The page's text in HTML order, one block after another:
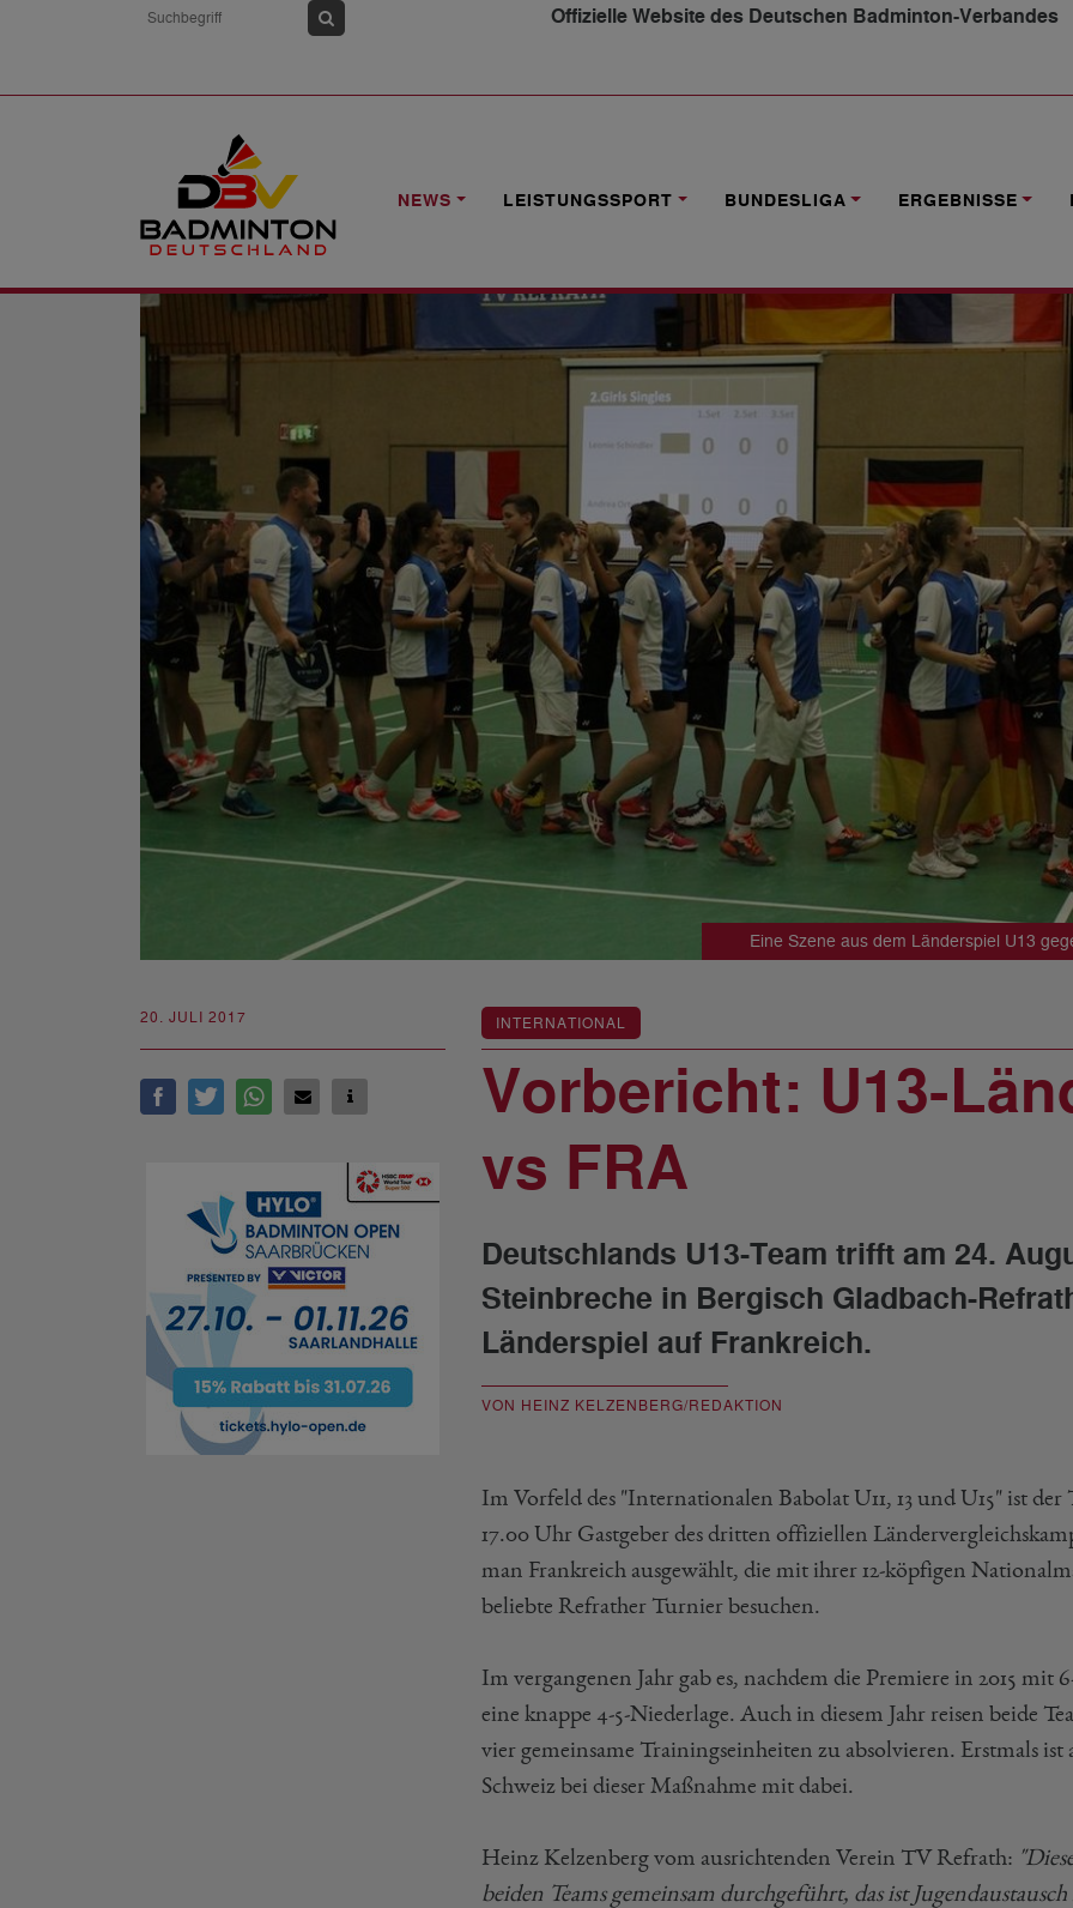
Offizielle Website des Deutschen Badminton-Verbandes
NEWS LEISTUNGSSPORT BUNDESLIGA ERGEBNISSE
NEWS
Eine Szene aus dem Länderspiel U13
20. JULI 2017 INTERNATIONAL
Vorbericht: U13-
vs FRA
Deutschlands U13-Team trifft am 24.
Steinbreche in Bergisch Gladbach-
Länderspiel auf Frankreich.
VON HEINZ KELZENBERG/REDAKTION
Im Vorfeld des "Internationalen Babolat U11, 13 und U15" ist
17.00 Uhr Gastgeber des dritten offiziellen
man Frankreich ausgewählt, die mit ihrer 12-köpfigen
beliebte Refrather Turnier besuchen.
Im vergangenen Jahr gab es, nachdem die Premiere in 2015 mit
eine knappe 4-5-Niederlage. Auch in diesem Jahr reisen beide
vier gemeinsame Trainingseinheiten zu absolvieren. Erstmals ist
Schweiz bei dieser Maßnahme mit dabei.
Heinz Kelzenberg vom ausrichtenden Verein TV Refrath:
beiden Teams gemeinsam durchgeführt, das ist